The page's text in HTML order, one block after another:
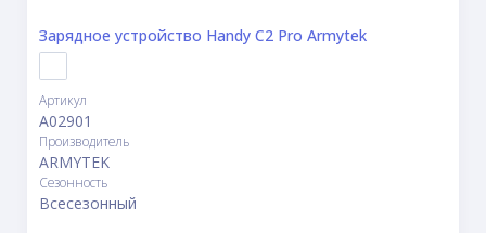
Зарядное устройство Handy C2 Pro Armytek
Артикул
A02901
Производитель
ARMYTEK
Сезонность
Всесезонный